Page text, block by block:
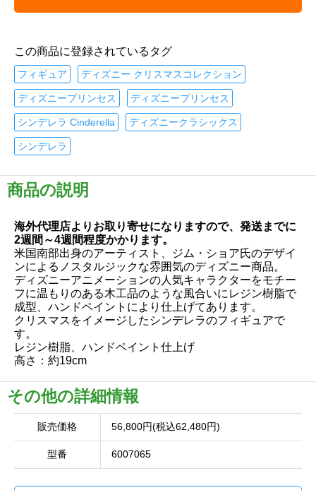
この商品に登録されているタグ
フィギュア ディズニー クリスマスコレクション
ディズニープリンセス ディズニープリンセス
シンデレラ Cinderella ディズニークラシックス
シンデレラ
商品の説明
海外代理店よりお取り寄せになりますので、発送までに
2週間～4週間程度かかります。
米国南部出身のアーティスト、ジム・ショア氏のデザイ
ンによるノスタルジックな雰囲気のディズニー商品。
ディズニーアニメーションの人気キャラクターをモチー
フに温もりのある木工品のような風合いにレジン樹脂で
成型、ハンドペイントにより仕上げてあります。
クリスマスをイメージしたシンデレラのフィギュアで
す。
レジン樹脂、ハンドペイント仕上げ
高さ：約19cm
その他の詳細情報
販売価格 56,800円(税込62,480円)
型番 6007065